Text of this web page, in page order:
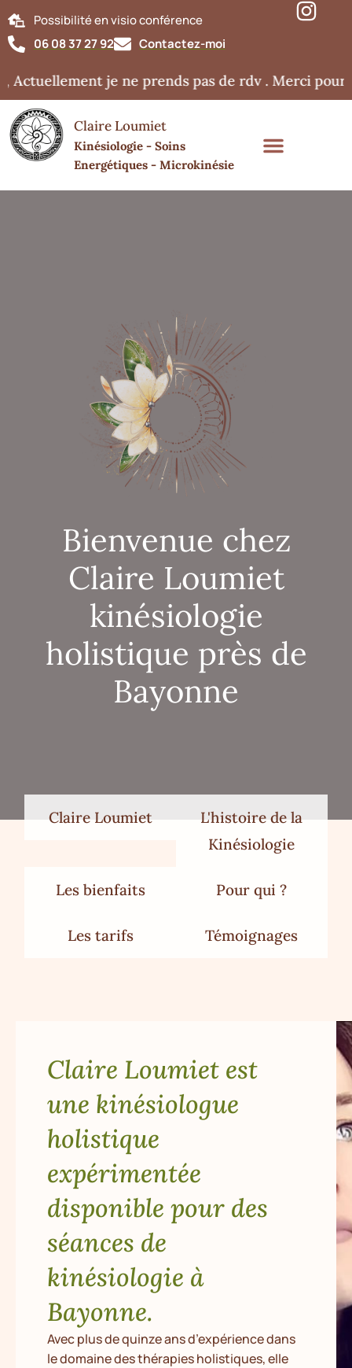
Possibilité en visio conférence
06 08 37 27 92
Contactez-moi
je ne prends pas de rdv . Merci pour
Claire Loumiet
Kinésiologie - Soins
Energétiques - Microkinésie
Bienvenue chez
Claire Loumiet
kinésiologie
holistique près de
Bayonne
Claire Loumiet
L'histoire de la
Kinésiologie
Les bienfaits Pour qui ?
Les tarifs Témoignages
Claire Loumiet est
une kinésiologue
holistique
expérimentée
disponible pour des
séances de
kinésiologie à
Bayonne.
Avec plus de quinze ans d’expérience dans
le domaine des thérapies holistiques, elle